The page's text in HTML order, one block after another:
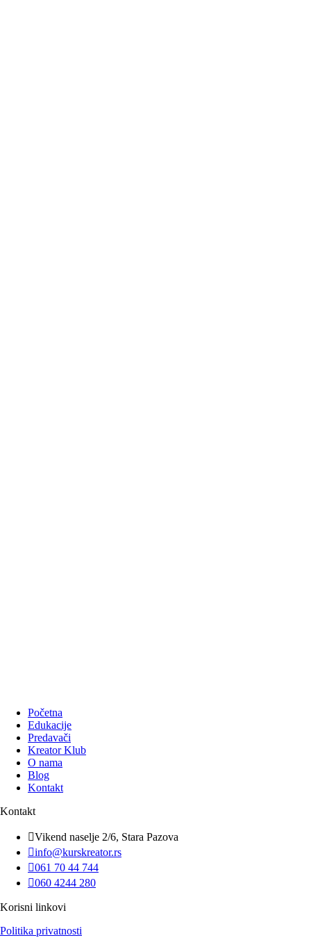
Početna
Edukacije
Predavači
Kreator Klub
O nama
Blog
Kontakt
Kontakt
Vikend naselje 2/6, Stara Pazova
info@kurskreator.rs
061 70 44 744
060 4244 280
Korisni linkovi
Politika privatnosti